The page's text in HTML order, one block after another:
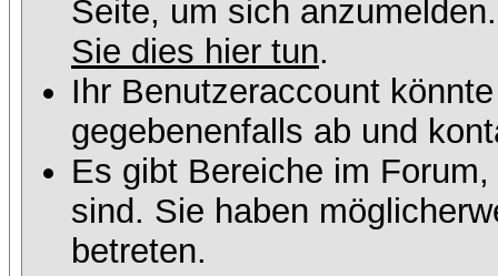
Seite, um sich
Sie dies hier tun.
Ihr Benutzeraccount
gegebenenfalls ab und
Es gibt Bereiche im
sind. Sie haben
betreten.